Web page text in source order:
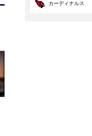
カーディナルス